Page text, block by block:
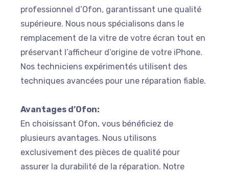
professionnel d’Ofon, garantissant une qualité
supérieure. Nous nous spécialisons dans le
remplacement de la vitre de votre écran tout en
préservant l’afficheur d’origine de votre iPhone.
Nos techniciens expérimentés utilisent des
techniques avancées pour une réparation fiable.
Avantages d’Ofon:
En choisissant Ofon, vous bénéficiez de
plusieurs avantages. Nous utilisons
exclusivement des pièces de qualité pour
assurer la durabilité de la réparation. Notre